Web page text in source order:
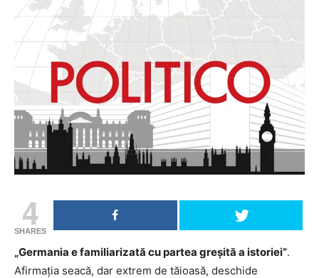
4
SHARES
„Germania e familiarizată cu partea greșită a istoriei”.
Afirmația seacă, dar extrem de tăioasă, deschide